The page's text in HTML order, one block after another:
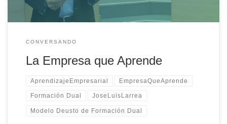
CONVERSANDO
La Empresa que Aprende
AprendizajeEmpresarial EmpresaQueAprende
Formación Dual JoseLuisLarrea
Modelo Deusto de Formación Dual